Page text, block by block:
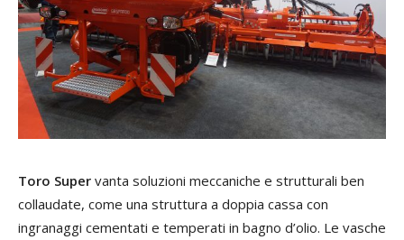
Toro Super vanta soluzioni meccaniche e strutturali ben
collaudate, come una struttura a doppia cassa con
ingranaggi cementati e temperati in bagno d’olio. Le vasche